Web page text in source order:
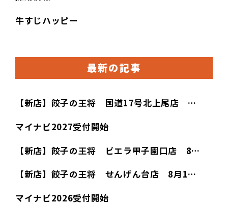
牛すじハッピー
最新の記事
【新店】餃子の王将 国道17号北上尾店 …
マイナビ2027受付開始
【新店】餃子の王将 ビエラ甲子園口店 8…
【新店】餃子の王将 せんげん台店 8月1…
マイナビ2026受付開始